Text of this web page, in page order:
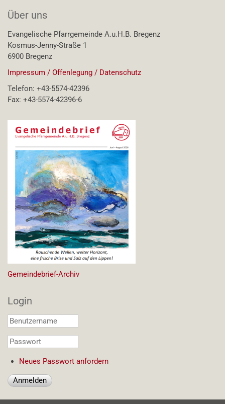
Über uns
Evangelische Pfarrgemeinde A.u.H.B. Bregenz
Kosmus-Jenny-Straße 1
6900 Bregenz
Impressum / Offenlegung / Datenschutz
Telefon: +43-5574-42396
Fax: +43-5574-42396-6
Gemeindebrief-Archiv
Login
Benutzername
Passwort
Neues Passwort anfordern